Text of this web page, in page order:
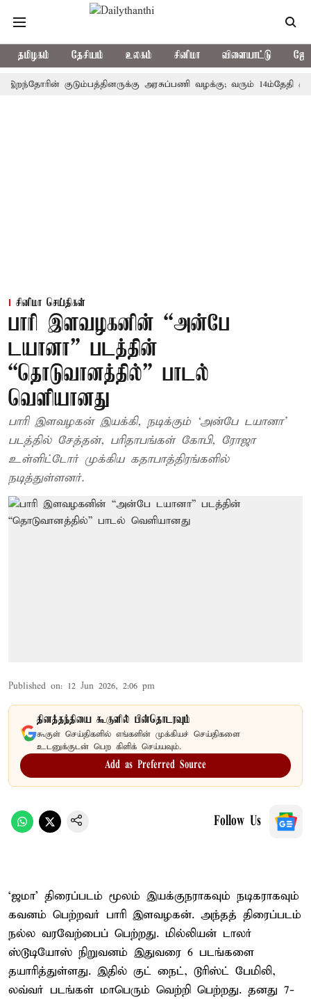
தமிழகம் தேசியம் உலகம் சினிமா விளையாட்டு
குடும்பத்தினருக்கு அரசுப்பணி வழக்கு; வரும் 14ம்தேதி
சினிமா செய்திகள்
பாரி இளவழகனின் “அன்பே
டயானா” படத்தின்
“தொடுவானத்தில்” பாடல்
வெளியானது
பாரி இளவழகன் இயக்​கி, நடிக்​கும் ‘அன்பே டயா​னா’
படத்தில் சேத்தன், பரிதாபங்கள் கோபி, ரோஜா
உள்ளிட்டோர் முக்கிய கதாபாத்திரங்களில்
நடித்துள்ளனர்.
Published on: 12 Jun 2026, 2:06 pm
தினத்தந்தியை கூகுளில் பின்தொடரவும்
கூகுள் செய்திகளில் எங்களின் முக்கியச் செய்திகளை
உடனுக்குடன் பெற கிளிக் செய்யவும்.
Add as Preferred Source
Follow Us
‘ஜமா’ திரைப்படம் மூலம் இயக்குநராகவும் நடிகராகவும்
கவனம் பெற்றவர் பாரி இளவழகன். அந்தத் திரைப்படம்
நல்ல வரவேற்பைப் பெற்றது. மில்லியன் டாலர்
ஸ்டூடியோஸ் நிறுவனம் இதுவரை 6 படங்களை
தயாரித்துள்ளது. இதில் குட் நைட், டூரிஸ்ட் பேமிலி,
லவ்வர் படங்கள் மாபெரும் வெற்றி பெற்றது. தனது 7-